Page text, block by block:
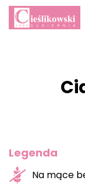
Legenda
Na mące